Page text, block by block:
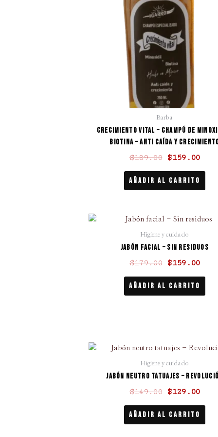
Barba
Crecimiento Vital – Champú de
Biotina – Anti caída y
$189.00
$189.00.
$159.00
Añadir Al Carrito
Higiene y cuidado
Jabón facial – Sin residuos
$179.00
El
precio
era:
$179.00.
$159.00
El
es:
Añadir Al Carrito
Higiene y cuidado
Jabón neutro tatuajes –
$149.00
El
precio
era:
$149.00.
$129.00
El
es:
Añadir Al Carrito